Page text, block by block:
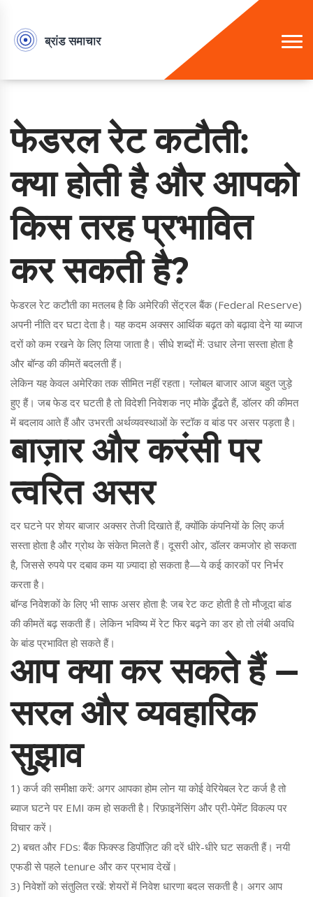
फेडरल रेट कटौती:
क्या होती है और आपको
किस तरह प्रभावित
कर सकती है?
फेडरल रेट कटौती का मतलब है कि अमेरिकी सेंट्रल बैंक (Federal Reserve)
अपनी नीति दर घटा देता है। यह कदम अक्सर आर्थिक बढ़त को बढ़ावा देने या ब्याज
दरों को कम रखने के लिए लिया जाता है। सीधे शब्दों में: उधार लेना सस्ता होता है
और बॉन्ड की कीमतें बदलती हैं।
लेकिन यह केवल अमेरिका तक सीमित नहीं रहता। ग्लोबल बाजार आज बहुत जुड़े
हुए हैं। जब फेड दर घटती है तो विदेशी निवेशक नए मौके ढूँढते हैं, डॉलर की कीमत
में बदलाव आते हैं और उभरती अर्थव्यवस्थाओं के स्टॉक व बांड पर असर पड़ता है।
बाज़ार और करंसी पर
त्वरित असर
दर घटने पर शेयर बाजार अक्सर तेजी दिखाते हैं, क्योंकि कंपनियों के लिए कर्ज
सस्ता होता है और ग्रोथ के संकेत मिलते हैं। दूसरी ओर, डॉलर कमजोर हो सकता
है, जिससे रुपये पर दबाव कम या ज़्यादा हो सकता है—ये कई कारकों पर निर्भर
करता है।
बॉन्ड निवेशकों के लिए भी साफ असर होता है: जब रेट कट होती है तो मौजूदा बांड
की कीमतें बढ़ सकती हैं। लेकिन भविष्य में रेट फिर बढ़ने का डर हो तो लंबी अवधि
के बांड प्रभावित हो सकते हैं।
आप क्या कर सकते हैं —
सरल और व्यवहारिक
सुझाव
1) कर्ज की समीक्षा करें: अगर आपका होम लोन या कोई वेरियेबल रेट कर्ज है तो
ब्याज घटने पर EMI कम हो सकती है। रिफ़ाइनेंसिंग और प्री-पेमेंट विकल्प पर
विचार करें।
2) बचत और FDs: बैंक फिक्स्ड डिपॉज़िट की दरें धीरे-धीरे घट सकती हैं। नयी
एफडी से पहले tenure और कर प्रभाव देखें।
3) निवेशों को संतुलित रखें: शेयरों में निवेश धारणा बदल सकती है। अगर आप